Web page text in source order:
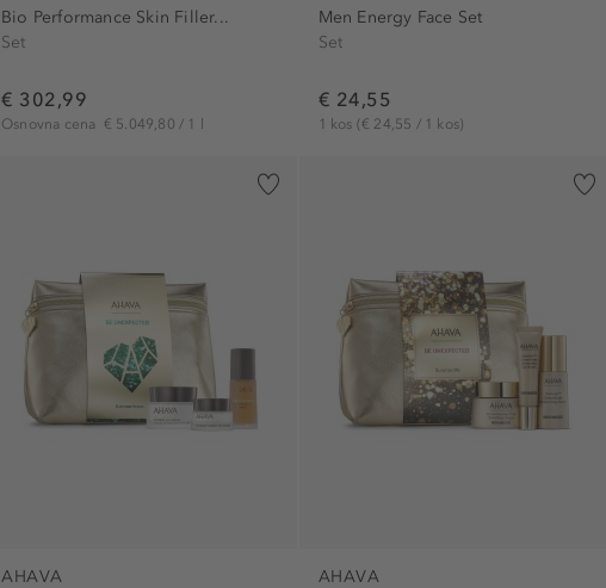
Bio Performance Skin Filler...
Set
€ 302,99
Osnovna cena € 5.049,80 / 1 l
Men Energy Face Set
Set
€ 24,55
1 kos (€ 24,55 / 1 kos)
AHAVA
AHAVA